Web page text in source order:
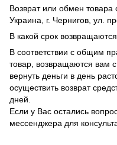
Возврат или обмен товара
Украина, г. Чернигов, ул.
В какой срок
В соответствии с общим
товар, возвращаются вам
вернуть деньги в день
осуществить возврат
дней.
Если у Вас остались
мессенджера для